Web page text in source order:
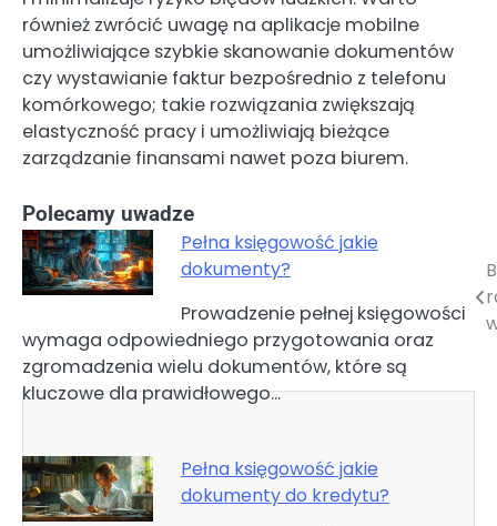
również zwrócić uwagę na aplikacje mobilne
umożliwiające szybkie skanowanie dokumentów
czy wystawianie faktur bezpośrednio z telefonu
komórkowego; takie rozwiązania zwiększają
elastyczność pracy i umożliwiają bieżące
zarządzanie finansami nawet poza biurem.
Polecamy uwadze
Pełna księgowość jakie
dokumenty?
Prowadzenie pełnej księgowości
wymaga odpowiedniego przygotowania oraz
zgromadzenia wielu dokumentów, które są
kluczowe dla prawidłowego…
Pełna księgowość jakie
dokumenty do kredytu?
Nawigacja